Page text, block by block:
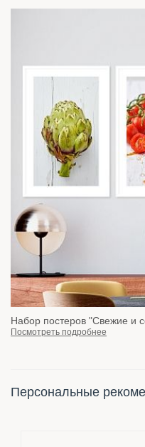
Набор постеров "Свежие и
Посмотреть подробнее
Персональные